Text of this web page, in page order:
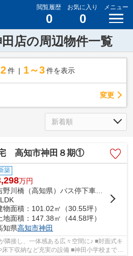
閲覧履歴
0
お気に入り
0
メニュー
店の周辺物件一覧
2 件 1～3 件を表示
変更
高知市神田８期①
築
万円
吉野川橋（高知県）バス停下車 徒歩4分
物面積：101.02㎡（30.55坪）
地面積：147.38㎡（44.58坪）
知県高知市神田
隣接し、一体感ある広々空間に♪ ■対面式キ
下収納など充実の設備 ■神田小学校まで徒